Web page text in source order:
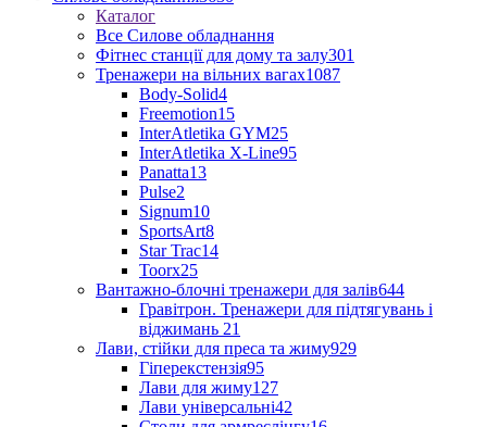
Каталог
Все Силове обладнання
Фітнес станції для дому та залу301
Тренажери на вільних вагах1087
Body-Solid4
Freemotion15
InterAtletika GYM25
InterAtletika X-Line95
Panatta13
Pulse2
Signum10
SportsArt8
Star Trac14
Toorx25
Вантажно-блочні тренажери для залів644
Гравітрон. Тренажери для підтягувань і
віджимань 21
Лави, стійки для преса та жиму929
Гіперекстензія95
Лави для жиму127
Лави універсальні42